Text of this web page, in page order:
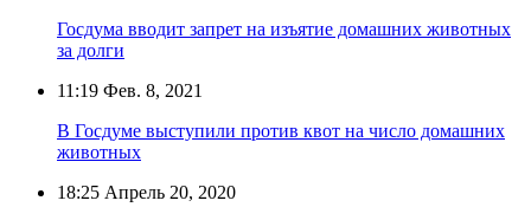
Госдума вводит запрет на изъятие домашних животных
за долги
11:19 Фев. 8, 2021
В Госдуме выступили против квот на число домашних
животных
18:25 Апрель 20, 2020